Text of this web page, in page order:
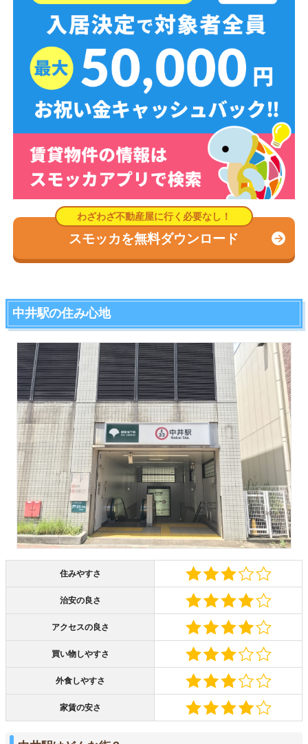
スモッカを無料ダウンロード
中井駅の住み心地
住みやすさ
治安の良さ
アクセスの良さ
買い物しやすさ
外食しやすさ
家賃の安さ